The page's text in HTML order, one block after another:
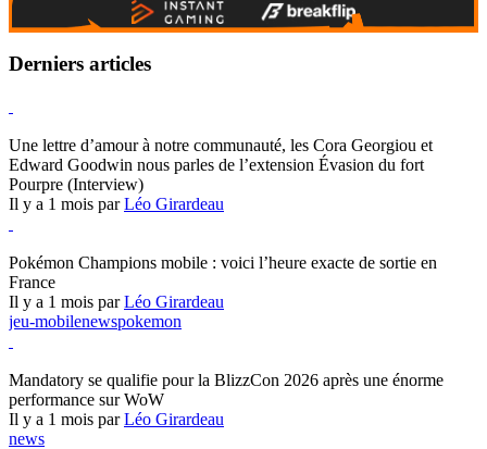
Derniers articles
Une lettre d’amour à notre communauté, les Cora Georgiou et
Edward Goodwin nous parles de l’extension Évasion du fort
Pourpre (Interview)
Il y a 1 mois parLéo Girardeau
Pokémon Champions mobile : voici l’heure exacte de sortie en
France
Il y a 1 mois parLéo Girardeau
jeu-mobilenewspokemon
Mandatory se qualifie pour la BlizzCon 2026 après une énorme
performance sur WoW
Il y a 1 mois parLéo Girardeau
news